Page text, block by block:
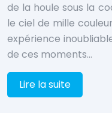
de la houle sous la
le ciel de mille
expérience
de ces moments…
Lire la suite